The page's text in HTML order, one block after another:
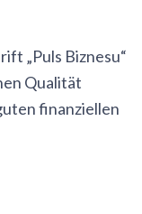
„Puls Biznesu“
Qualität
finanziellen